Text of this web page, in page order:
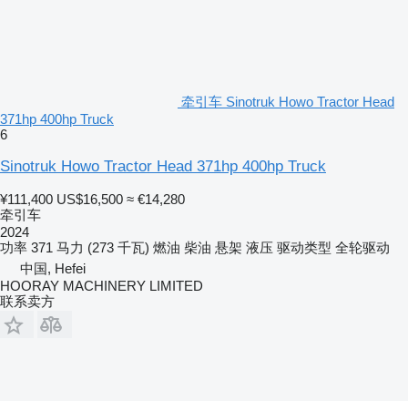
牵引车 Sinotruk Howo Tractor Head
371hp 400hp Truck
6
Sinotruk Howo Tractor Head 371hp 400hp Truck
¥111,400 US$16,500 ≈ €14,280
牵引车
2024
功率 371 马力 (273 千瓦) 燃油 柴油 悬架 液压 驱动类型 全轮驱动
中国, Hefei
HOORAY MACHINERY LIMITED
联系卖方